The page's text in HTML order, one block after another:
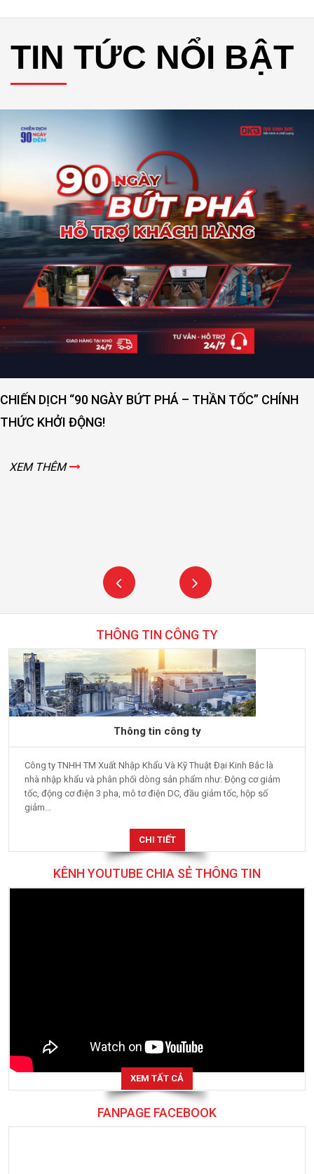
TIN TỨC NỔI BẬT
BỨT PHÁ – THẦN TỐC” CHÍNH
TẠI VIMF 2025
THÔNG TIN CÔNG TY
Thông tin công ty
Công ty TNHH TM Xuất Nhập Khẩu Và Kỹ Thuật Đại Kinh Bắc là
nhà nhập khẩu và phân phối dòng sản phẩm như: Động cơ giảm
tốc, động cơ điện 3 pha, mô tơ điện DC, đầu giảm tốc, hộp số
giảm...
CHI TIẾT
KÊNH YOUTUBE CHIA SẺ THÔNG TIN
XEM TẤT CẢ
FANPAGE FACEBOOK